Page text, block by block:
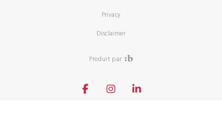
Privacy
Disclaimer
Produit par